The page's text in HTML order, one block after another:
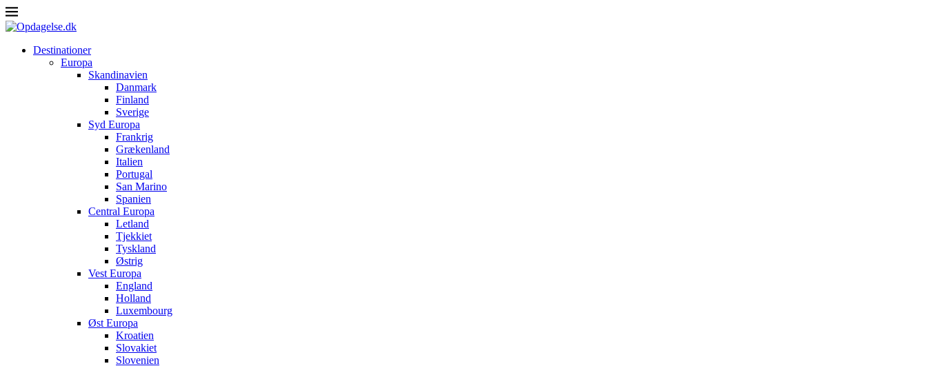
Destinationer
Europa
Skandinavien
Danmark
Finland
Sverige
Syd Europa
Frankrig
Grækenland
Italien
Portugal
San Marino
Spanien
Central Europa
Letland
Tjekkiet
Tyskland
Østrig
Vest Europa
England
Holland
Luxembourg
Øst Europa
Kroatien
Slovakiet
Slovenien